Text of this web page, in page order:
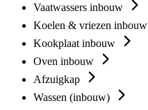
Vaatwassers inbouw
Koelen & vriezen inbouw
Kookplaat inbouw
Oven inbouw
Afzuigkap
Wassen (inbouw)